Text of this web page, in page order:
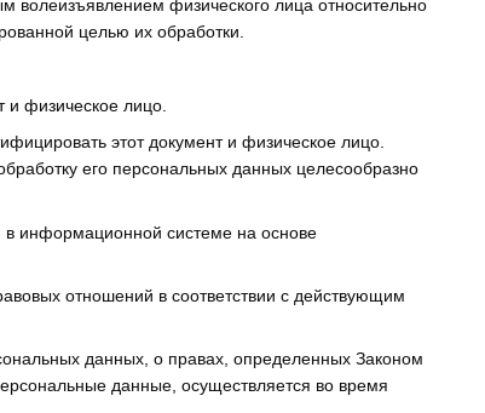
волеизъявлением физического лица относительно
целью их обработки.
физическое лицо.
этот документ и физическое лицо.
его персональных данных целесообразно
в информационной системе на основе
отношений в соответствии с действующим
данных, о правах, определенных Законом
данные, осуществляется во время